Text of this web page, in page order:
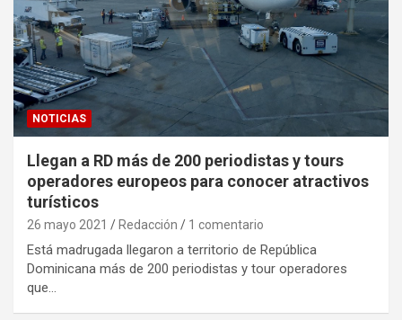
NOTICIAS
Llegan a RD más de 200 periodistas y tours
operadores europeos para conocer atractivos
turísticos
26 mayo 2021 Redacción 1 comentario
Está madrugada llegaron a territorio de República
Dominicana más de 200 periodistas y tour operadores
que…